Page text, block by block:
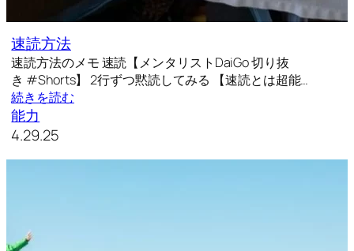
速読方法
速読方法のメモ 速読【メンタリストDaiGo 切り抜
き #Shorts】 2行ずつ黙読してみる 【速読とは超能…
続きを読む
能力
4.29.25